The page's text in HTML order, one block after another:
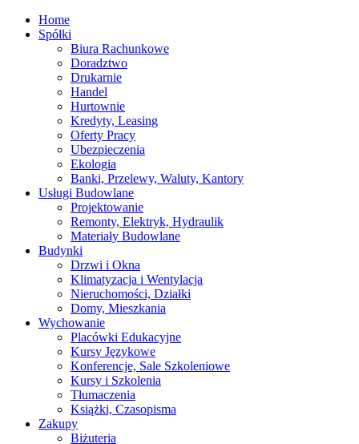
Home
Spółki
Biura Rachunkowe
Doradztwo
Drukarnie
Handel
Hurtownie
Kredyty, Leasing
Oferty Pracy
Ubezpieczenia
Ekologia
Banki, Przelewy, Waluty, Kantory
Usługi Budowlane
Projektowanie
Remonty, Elektryk, Hydraulik
Materiały Budowlane
Budynki
Drzwi i Okna
Klimatyzacja i Wentylacja
Nieruchomości, Działki
Domy, Mieszkania
Wychowanie
Placówki Edukacyjne
Kursy Językowe
Konferencje, Sale Szkoleniowe
Kursy i Szkolenia
Tłumaczenia
Książki, Czasopisma
Zakupy
Biżuteria